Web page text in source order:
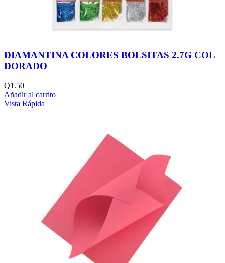
DIAMANTINA COLORES BOLSITAS 2.7G COL
DORADO
Q1.50
Añadir al carrito
Vista Rápida